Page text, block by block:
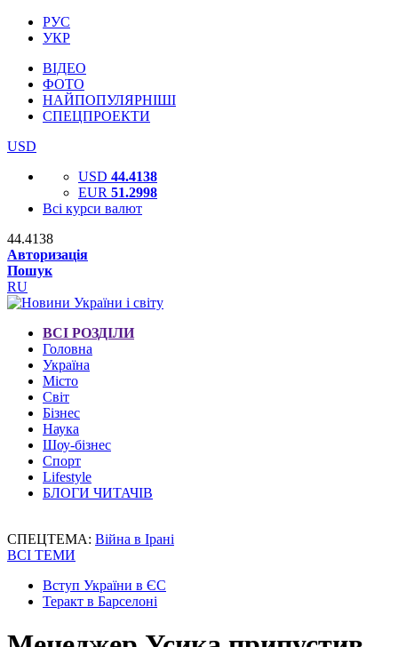
РУС
УКР
ВІДЕО
ФОТО
НАЙПОПУЛЯРНІШІ
СПЕЦПРОЕКТИ
USD
USD 44.4138
EUR 51.2998
Всі курси валют
44.4138
Авторизація
Пошук
RU
ВСІ РОЗДІЛИ
Головна
Україна
Місто
Світ
Бізнес
Наука
Шоу-бізнес
Спорт
Lifestyle
БЛОГИ ЧИТАЧІВ
СПЕЦТЕМА: Війна в Ірані
ВСІ ТЕМИ
Вступ України в ЄС
Теракт в Барселоні